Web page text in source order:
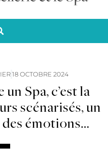
18 OCTOBRE 2024
Spa, c’est la
scénarisés, un
des émotions…